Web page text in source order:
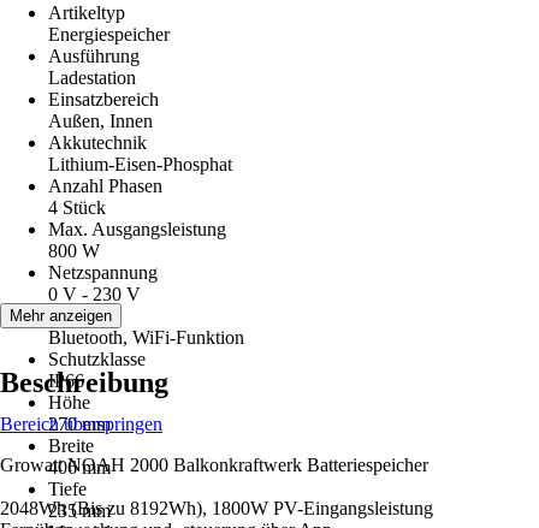
Artikeltyp
Energiespeicher
Ausführung
Ladestation
Einsatzbereich
Außen, Innen
Akkutechnik
Lithium-Eisen-Phosphat
Anzahl Phasen
4 Stück
Max. Ausgangsleistung
800 W
Netzspannung
0 V - 230 V
Funktion
Bluetooth, WiFi-Funktion
Schutzklasse
IP66
Höhe
270 mm
Breite
406 mm
Tiefe
235 mm
Mehr anzeigen
Beschreibung
Bereich überspringen
Growatt NOAH 2000 Balkonkraftwerk Batteriespeicher
2048Wh (Bis zu 8192Wh), 1800W PV-Eingangsleistung